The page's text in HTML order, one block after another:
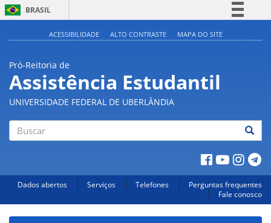
BRASIL
Acesso à informação
Legislação
Canais
ACESSIBILIDADE ALTO CONTRASTE MAPA DO SITE
Pró-Reitoria de
Assistência Estudantil
UNIVERSIDADE FEDERAL DE UBERLÂNDIA
Dados abertos Serviços Telefones
Perguntas frequentes
Fale conosco